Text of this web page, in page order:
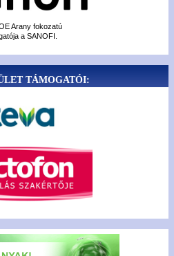
Arany fokozatú
a SANOFI.
TÁMOGATÓI: